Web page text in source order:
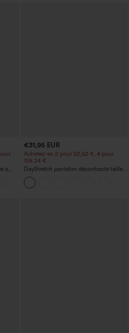
à
€31,95 EUR
Achetez-en 2 pour 52,62 €, 4 pour
105,24 €
DayStretch pantalon décontracté taille
haute avec poches et coupe droite